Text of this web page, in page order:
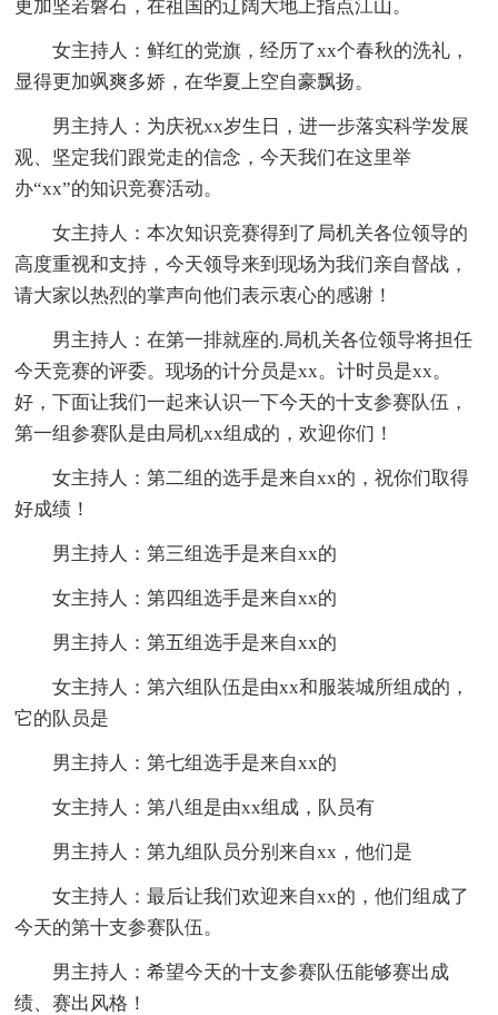
更加坚若磐石，在祖国的辽阔大地上指点江山。
女主持人：鲜红的党旗，经历了xx个春秋的洗礼，
显得更加飒爽多娇，在华夏上空自豪飘扬。
男主持人：为庆祝xx岁生日，进一步落实科学发展
观、坚定我们跟党走的信念，今天我们在这里举
办“xx”的知识竞赛活动。
女主持人：本次知识竞赛得到了局机关各位领导的
高度重视和支持，今天领导来到现场为我们亲自督战，
请大家以热烈的掌声向他们表示衷心的感谢！
男主持人：在第一排就座的.局机关各位领导将担任
今天竞赛的评委。现场的计分员是xx。计时员是xx。
好，下面让我们一起来认识一下今天的十支参赛队伍，
第一组参赛队是由局机xx组成的，欢迎你们！
女主持人：第二组的选手是来自xx的，祝你们取得
好成绩！
男主持人：第三组选手是来自xx的
女主持人：第四组选手是来自xx的
男主持人：第五组选手是来自xx的
女主持人：第六组队伍是由xx和服装城所组成的，
它的队员是
男主持人：第七组选手是来自xx的
女主持人：第八组是由xx组成，队员有
男主持人：第九组队员分别来自xx，他们是
女主持人：最后让我们欢迎来自xx的，他们组成了
今天的第十支参赛队伍。
男主持人：希望今天的十支参赛队伍能够赛出成
绩、赛出风格！